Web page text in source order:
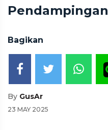
Pendampingan
Bagikan
By GusAr
23 MAY 2025